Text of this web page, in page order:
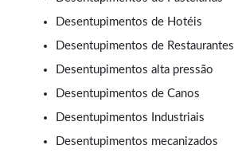
Desentupimentos de Hotéis
Desentupimentos de Restaurantes
Desentupimentos alta pressão
Desentupimentos de Canos
Desentupimentos Industriais
Desentupimentos mecanizados